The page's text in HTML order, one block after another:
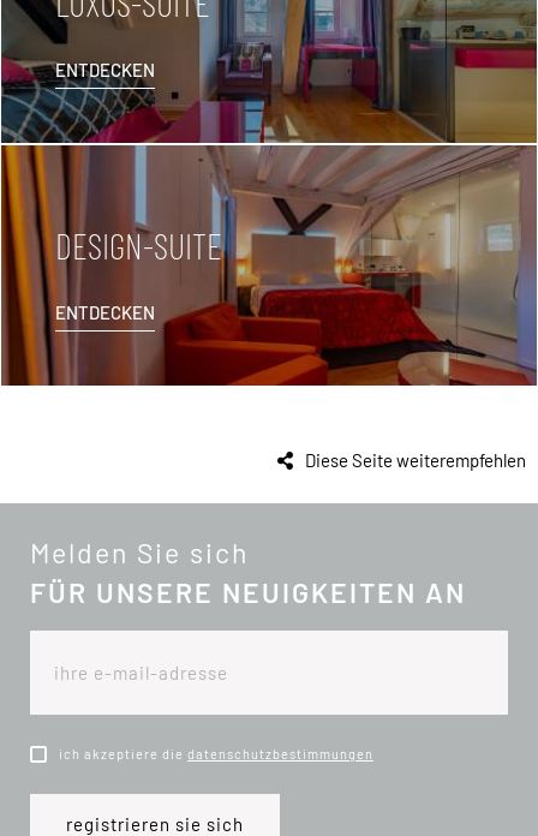
ENTDECKEN
DESIGN-SUITE
ENTDECKEN
Diese Seite weiterempfehlen
Melden Sie sich
FÜR UNSERE NEUIGKEITEN AN
ich akzeptiere die datenschutzbestimmungen